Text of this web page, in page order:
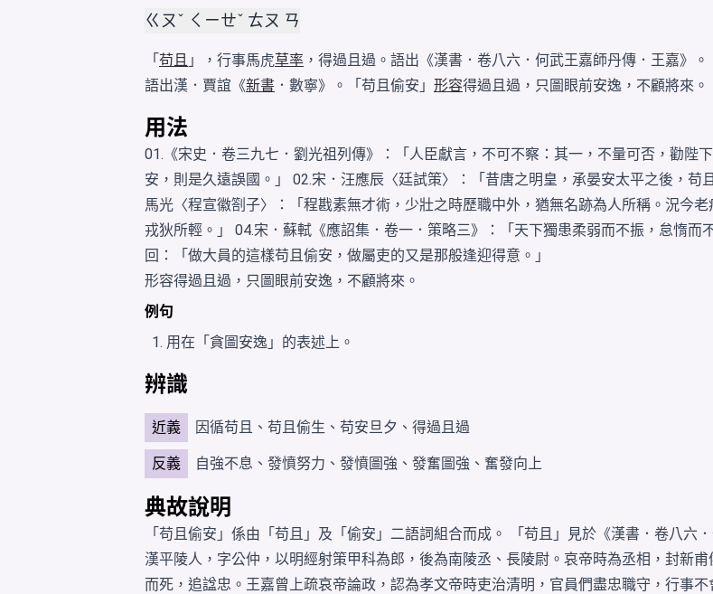
ㄍㄡˇ ㄑㄧㄝˇ ㄊㄡ ㄢ
「 苟且 」，行事馬虎草率 ，得過且過。語出《漢書．卷八六．何武王嘉師丹傳．王嘉》。
語出漢．賈誼《新書 ．數寧》。「苟且偷安」 形容得過且過，只圖眼前安逸，不顧將來。
用法
01.《宋史．卷三九七．劉光祖列傳》：「人臣獻言，不可不察：其一，不量可否，勸陛
安，則是久遠誤國。」 02.宋．汪應辰〈廷試策〉：「昔唐之明皇，承晏安太平之後，苟
馬光〈程宣徽劄子〉：「程戡素無才術，少壯之時歷職中外，猶無名跡為人所稱。況今
戎狄所輕。」 04.宋．蘇軾《應詔集．卷一．策略三》：「天下獨患柔弱而不振，怠惰
回：「做大員的這樣苟且偷安，做屬吏的又是那般逢迎得意。」
形容得過且過，只圖眼前安逸，不顧將來。
例句
用在「貪圖安逸」的表述上。
辨識
近義 因循苟且 、 苟且偷生 、苟安旦夕、 得過且過
反義 自強不息 、 發憤努力 、 發憤圖強 、 發奮圖強 、 奮發向上
典故說明
「苟且偷安」係由「 苟且 」及「 偷安 」二語詞組合而成。 「 苟且 」 見於 《漢書．卷八六
漢平陵人，字公仲，以明經射策甲科為郎，後為南陵丞、長陵尉。哀帝時為丞相，封新甫
而死，追諡忠。王嘉曾上疏哀帝論政 ，認為孝文帝時吏治清明， 官員們盡忠職守，行事不